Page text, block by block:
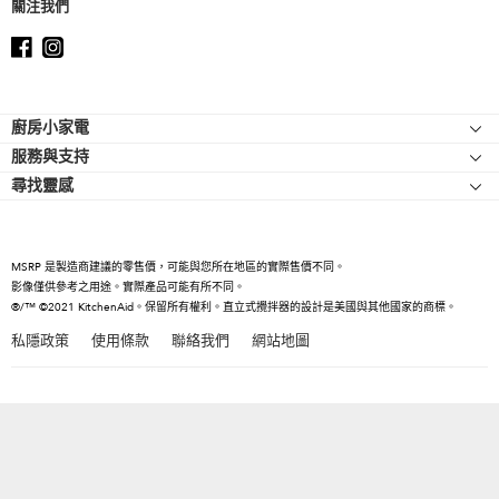
關注我們
Footer
廚房小家電
廚師機
廚師機配件
手持式攪拌機
食物處理機
服務與支持
幫助中心
尋找靈感
國際
召回資訊
MSRP 是製造商建議的零售價，可能與您所在地區的實際售價不同。
影像僅供參考之用途。實際產品可能有所不同。
®/™ ©2021 KitchenAid。保留所有權利。直立式攪拌器的設計是美國與其他國家的商標。
私隱政策 使用條款 聯絡我們 網站地圖